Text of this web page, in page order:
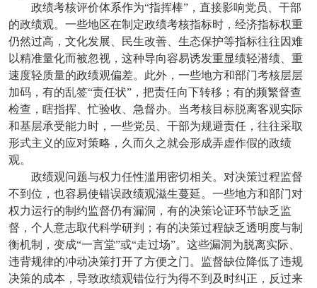
政绩考核评价体系作为“指挥棒”，直接影响党员、干部
的政绩观。一些地区在制定政绩考核指标时，经济指标权重
仍然过高，文化发展、民生改善、生态保护等指标往往因难
以精准量化而被忽视，这种导向容易诱发重显绩轻潜绩、重
速度轻质量的政绩观偏差。此外，一些地方和部门考核层层
加码，有的乱签“责任状”，把责任向下转移；有的频繁督查
检查，瞎指挥、忙验收、急督办。当考核目标脱离客观实际
和基层承受能力时，一些党员、干部为规避责任，往往采取
形式主义的应对策略，久而久之就会形成弄虚作假的政绩
观。
政绩观问题与权力任性滥用密切相关。对决策过程监督
不到位，也容易使错误政绩观滋生蔓延。一些地方和部门对
权力运行的制约监督仍有漏洞，有的决策论证环节缺乏监
督，个人意志取代科学研判；有的决策过程缺乏透明度与制
衡机制，变成“一言堂”或“走过场”。这些漏洞为脱离实际、
违背规律的冲动决策打开了方便之门。监督缺位降低了违规
决策的成本，导致政绩观错位行为得不到及时纠正，反过来